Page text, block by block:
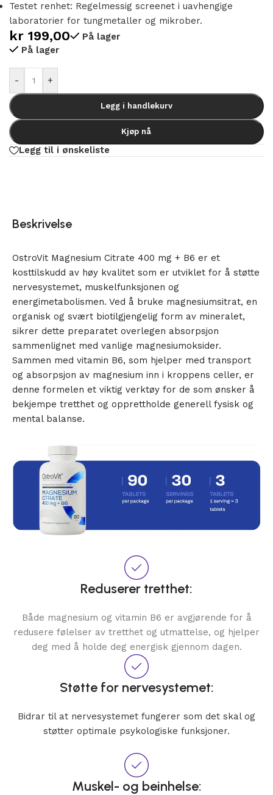
Testet renhet: Regelmessig screenet i uavhengige
laboratorier for tungmetaller og mikrober.
kr 199,00
På lager
På lager
- +
Legg i handlekurv
Kjøp nå
Alternative:
Legg til i ønskeliste
Beskrivelse
OstroVit Magnesium Citrate 400 mg + B6 er et
kosttilskudd av høy kvalitet som er utviklet for å støtte
nervesystemet, muskelfunksjonen og
energimetabolismen. Ved å bruke magnesiumsitrat, en
organisk og svært biotilgjengelig form av mineralet,
sikrer dette preparatet overlegen absorpsjon
sammenlignet med vanlige magnesiumoksider.
Sammen med vitamin B6, som hjelper med transport
og absorpsjon av magnesium inn i kroppens celler, er
denne formelen et viktig verktøy for de som ønsker å
bekjempe tretthet og opprettholde generell fysisk og
mental balanse.
Reduserer tretthet:
Både magnesium og vitamin B6 er avgjørende for å
redusere følelser av tretthet og utmattelse, og hjelper
deg med å holde deg energisk gjennom dagen.
Støtte for nervesystemet:
Bidrar til at nervesystemet fungerer som det skal og
støtter optimale psykologiske funksjoner.
Muskel- og beinhelse: